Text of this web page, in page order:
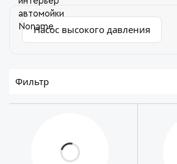
Насос высокого давления
Фильтр